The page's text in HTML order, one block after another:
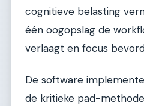
cognitieve belasting
één oogopslag de
verlaagt en focus
De software
de kritieke pad-